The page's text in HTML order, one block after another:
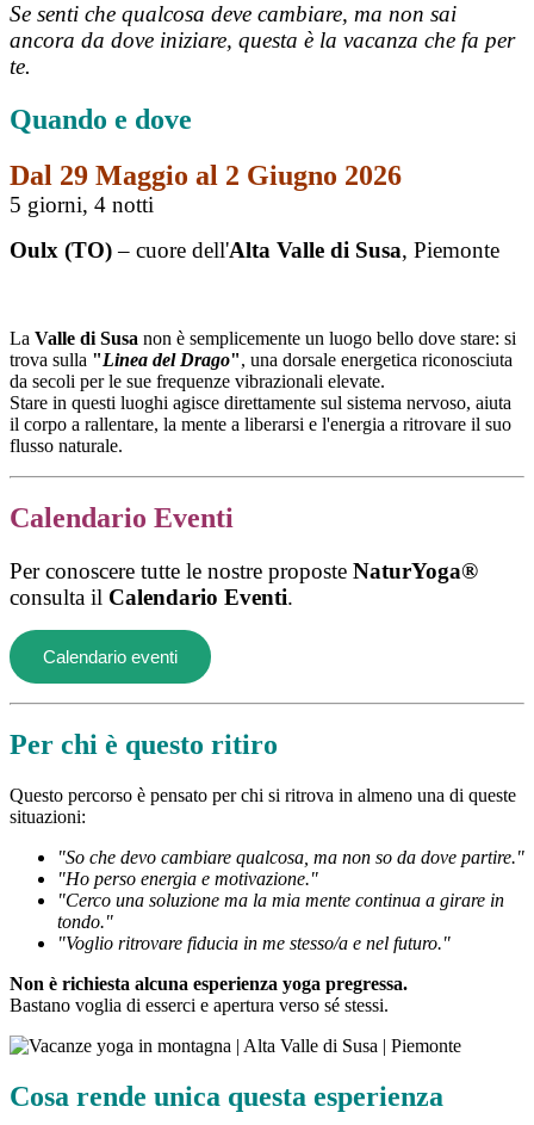
Se senti che qualcosa deve cambiare, ma non sai
ancora da dove iniziare, questa è la vacanza che fa per
te.
Quando e dove
Dal 29 Maggio al 2 Giugno 2026
5 giorni, 4 notti
Oulx (TO)– cuore dell'Alta Valle di Susa, Piemonte
La Valle di Susa non è semplicemente un luogo bello dove stare: si
trova sulla "Linea del Drago", una dorsale energetica riconosciuta
da secoli per le sue frequenze vibrazionali elevate.
Stare in questi luoghi agisce direttamente sul sistema nervoso, aiuta
il corpo a rallentare, la mente a liberarsi e l'energia a ritrovare il suo
flusso naturale.
Calendario Eventi
Per conoscere tutte le nostre proposte NaturYoga®
consulta il Calendario Eventi.
Calendario eventi
Per chi è questo ritiro
Questo percorso è pensato per chi si ritrova in almeno una di queste
situazioni:
"So che devo cambiare qualcosa, ma non so da dove partire."
"Ho perso energia e motivazione."
"Cerco una soluzione ma la mia mente continua a girare in
tondo."
"Voglio ritrovare fiducia in me stesso/a e nel futuro."
Non è richiesta alcuna esperienza yoga pregressa.
Bastano voglia di esserci e apertura verso sé stessi.
Cosa rende unica questa esperienza